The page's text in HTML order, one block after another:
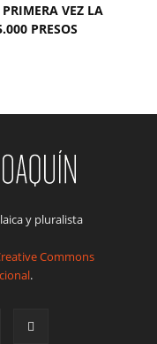
VEZ LA
PRESOS
y pluralista
Commons
.